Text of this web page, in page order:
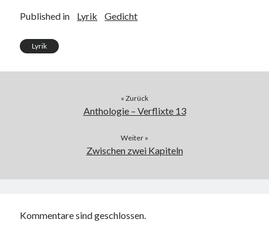
Published in Lyrik Gedicht
Lyrik
« Zurück
Anthologie – Verflixte 13
Weiter »
Zwischen zwei Kapiteln
Kommentare sind geschlossen.